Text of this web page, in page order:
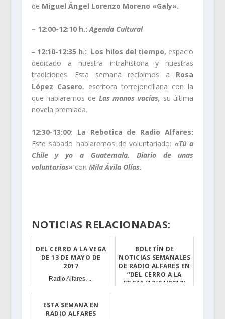
de Miguel Ángel Lorenzo Moreno «Galy».
– 12:00-12:10 h.: Agenda Cultural
– 12:10-12:35 h.: Los hilos del tiempo, espacio
dedicado a nuestra intrahistoria y nuestras
tradiciones. Esta semana recibimos a Rosa
López Casero, escritora torrejoncillana con la
que hablaremos de Las manos vacías, su última
novela premiada.
12:30-13:00: La Rebotica de Radio Alfares:
Este sábado hablaremos de voluntariado: «Tú a
Chile y yo a Guatemala. Diario de unas
voluntarias» con Mila Ávila Olías.
NOTICIAS RELACIONADAS:
DEL CERRO A LA VEGA
DE 13 DE MAYO DE
2017
Radio Alfares, ...
BOLETÍN DE
NOTICIAS SEMANALES
DE RADIO ALFARES EN
“DEL CERRO A LA
VEGA” (13/04/2013)
ESTA SEMANA EN
RADIO ALFARES